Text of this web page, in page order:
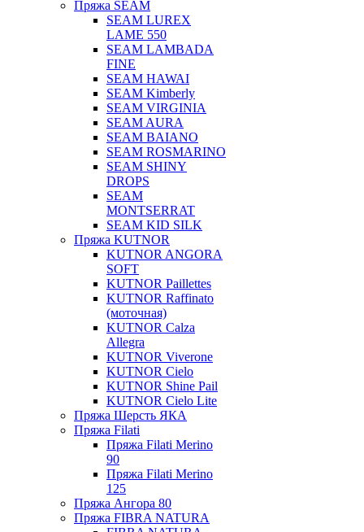
Пряжа SEAM
SEAM LUREX
LAME 550
SEAM LAMBADA
FINE
SEAM HAWAI
SEAM Kimberly
SEAM VIRGINIA
SEAM AURA
SEAM BAIANO
SEAM ROSMARINO
SEAM SHINY
DROPS
SEAM
MONTSERRAT
SEAM KID SILK
Пряжа KUTNOR
KUTNOR ANGORA
SOFT
KUTNOR Paillettes
KUTNOR Raffinato
(моточная)
KUTNOR Calza
Allegra
KUTNOR Viverone
KUTNOR Cielo
KUTNOR Shine Pail
KUTNOR Cielo Lite
Пряжа Шерсть ЯКА
Пряжа Filati
Пряжа Filati Merino
90
Пряжа Filati Merino
125
Пряжа Ангора 80
Пряжа FIBRA NATURA